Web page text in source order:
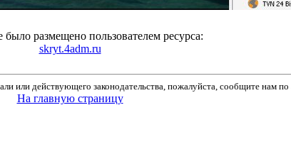
размещено пользователем ресурса:
skryt.4adm.ru
действующего законодательства, пожалуйста, сообщите нам
На главную страницу